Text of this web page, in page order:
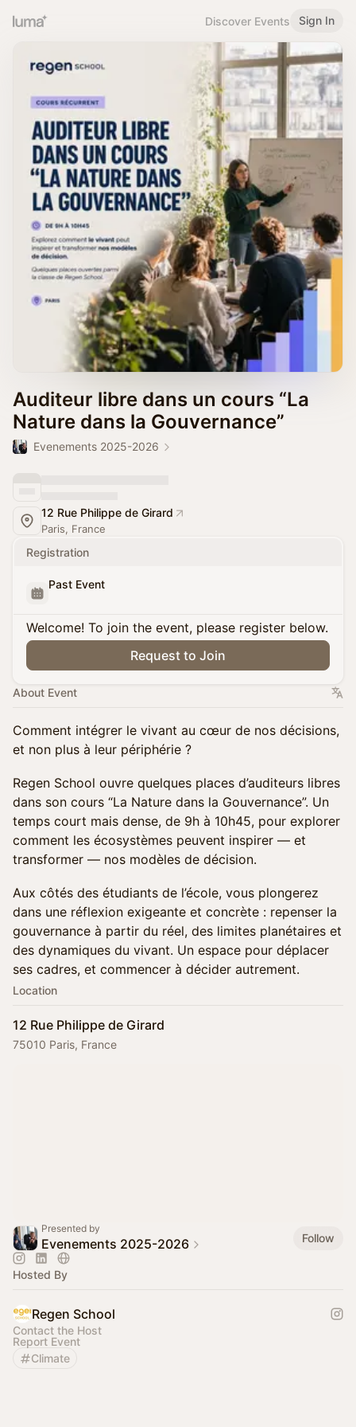
Discover Events Sign In
Auditeur libre dans un cours “La
Nature dans la Gouvernance”
Evenements 2025-2026
12 Rue Philippe de Girard
Paris, France
Registration
Past Event
Welcome! To join the event, please register below.
Request to Join
About Event
Comment intégrer le vivant au cœur de nos décisions,
et non plus à leur périphérie ?
Regen School ouvre quelques places d’auditeurs libres
dans son cours “La Nature dans la Gouvernance”. Un
temps court mais dense, de 9h à 10h45, pour explorer
comment les écosystèmes peuvent inspirer — et
transformer — nos modèles de décision.
Aux côtés des étudiants de l’école, vous plongerez
dans une réflexion exigeante et concrète : repenser la
gouvernance à partir du réel, des limites planétaires et
des dynamiques du vivant. Un espace pour déplacer
ses cadres, et commencer à décider autrement.
Location
12 Rue Philippe de Girard
75010 Paris, France
Presented by
Evenements 2025-2026 Follow
Hosted By
Regen School
Contact the Host
Report Event
Climate